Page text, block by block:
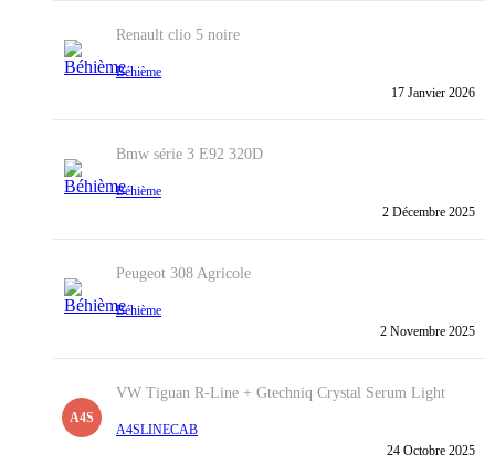
Renault clio 5 noire
Béhième
17 Janvier 2026
Bmw série 3 E92 320D
Béhième
2 Décembre 2025
Peugeot 308 Agricole
Béhième
2 Novembre 2025
A4S
VW Tiguan R-Line + Gtechniq Crystal Serum Light
A4SLINECAB
24 Octobre 2025